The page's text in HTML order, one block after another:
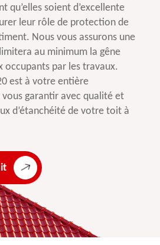
qu’elles soient d’excellente
leur rôle de protection de
Nous vous assurons une
au minimum la gêne
occupants par les travaux.
est à votre entière
garantir avec qualité et
d’étanchéité de votre toit à